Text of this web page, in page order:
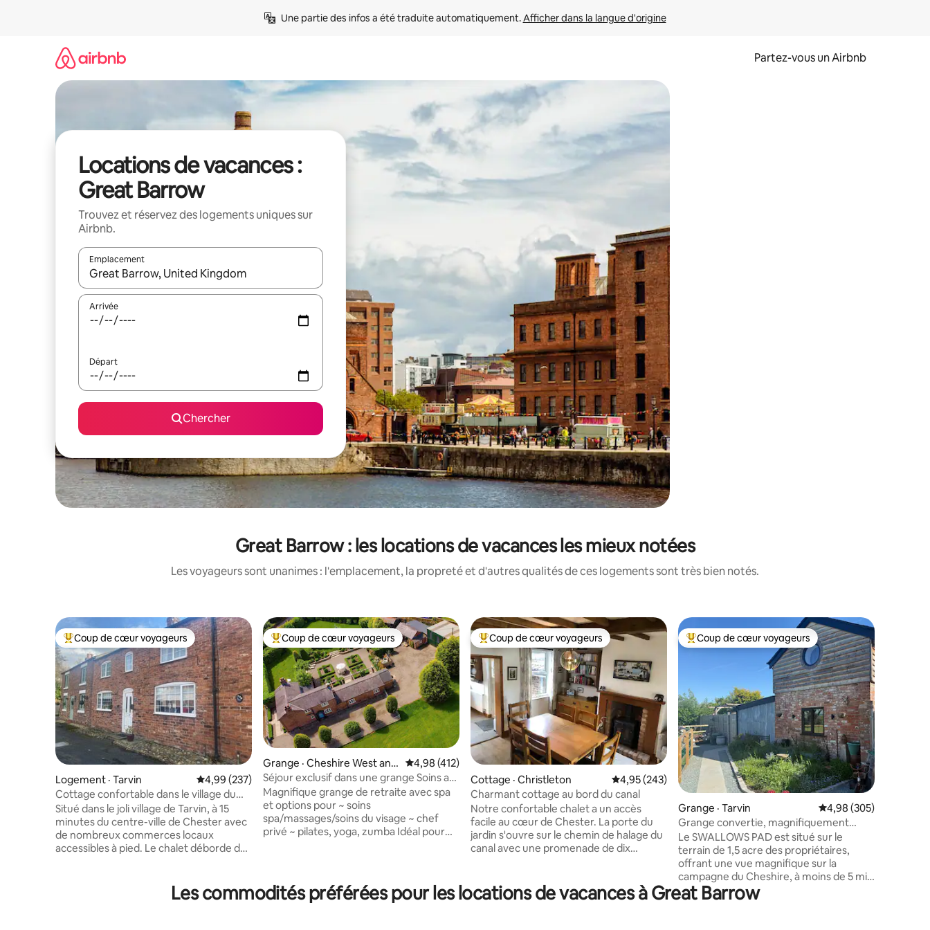
Une partie des infos a été traduite automatiquement. Afficher dans la langue d'origine
Partez-vous un Airbnb
Locations de vacances :
Great Barrow
Trouvez et réservez des logements uniques sur
Airbnb.
Emplacement
Quand les résultats sont affichés, parcourez-les en utilisant les flèches vers le haut et vers le bas, ou en appuyant dessus et en les faisant glisser.
Arrivée
Départ
Chercher
Great Barrow : les locations de vacances les mieux notées
Les voyageurs sont unanimes : l'emplacement, la propreté et d'autres qualités de ces logements sont très bien notés.
Coup de cœur voyageurs parmi les plus aimés
Coup de cœur voyageurs
Logement · Tarvin Note moyenne de 4,99 sur 5, 237 commentaires
4,99 (237)
Cottage confortable dans le village du
Cheshire
Situé dans le joli village de Tarvin, à 15
minutes du centre-ville de Chester avec
de nombreux commerces locaux
accessibles à pied. Le chalet déborde de
famille avec de nombreuses
promenades à votre porte. Une courte
Coup de cœur voyageurs parmi les plus aimés
Coup de cœur voyageurs
Grange · Cheshire West and
Chester
Note moyenne de 4,98 sur 5, 412 commentaires
4,98 (412)
Séjour exclusif dans une grange Soins au
spa et chef sur place
Magnifique grange de retraite avec spa
et options pour ~ soins
spa/massages/soins du visage ~ chef
privé ~ pilates, yoga, zumba Idéal pour
d'Oulton Park, dans la jolie campagne du
Cheshire. De belles promenades en
Coup de cœur voyageurs parmi les plus aimés
Coup de cœur voyageurs
Cottage · Christleton Note moyenne de 4,95 sur 5, 243 commentaires
4,95 (243)
Charmant cottage au bord du canal
Notre confortable chalet a un accès
facile au cœur de Chester. La porte du
jardin s'ouvre sur le chemin de halage du
canal avec une promenade de dix
blottissez-vous près du poêle à bois. Par
beau temps, tournez à gauche en
Coup de cœur voyageurs parmi les plus aimés
Coup de cœur voyageurs
Grange · Tarvin Note moyenne de
4,98 (305)
Grange convertie, magnifiquement
restaurée.
Le SWALLOWS PAD est situé sur le
terrain de 1,5 acre des propriétaires,
offrant une vue magnifique sur la
campagne du Cheshire, à moins de 5 min
à pied du village de Tarvin. Cet ancien
shippon de 200 ans a été restauré et
Les commodités préférées pour les locations de vacances à Great Barrow